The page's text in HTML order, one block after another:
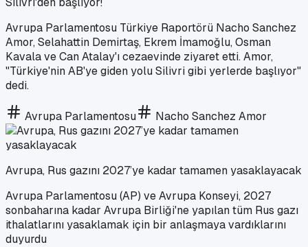
Avrupa Parlamentosu Türkiye Raportörü Nacho Sanchez
Amor, Selahattin Demirtaş, Ekrem İmamoğlu, Osman
Kavala ve Can Atalay'ı cezaevinde ziyaret etti. Amor,
"Türkiye'nin AB'ye giden yolu Silivri gibi yerlerde başlıyor"
dedi.
Avrupa Parlamentosu Nacho Sanchez Amor
Avrupa, Rus gazını 2027’ye kadar tamamen yasaklayacak
Avrupa Parlamentosu (AP) ve Avrupa Konseyi, 2027
sonbaharına kadar Avrupa Birliği'ne yapılan tüm Rus gazı
ithalatlarını yasaklamak için bir anlaşmaya vardıklarını
duyurdu